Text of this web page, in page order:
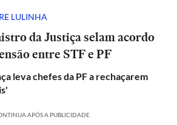
LULINHA
da Justiça selam acordo
entre STF e PF
leva chefes da PF a rechaçarem
APÓS A PUBLICIDADE